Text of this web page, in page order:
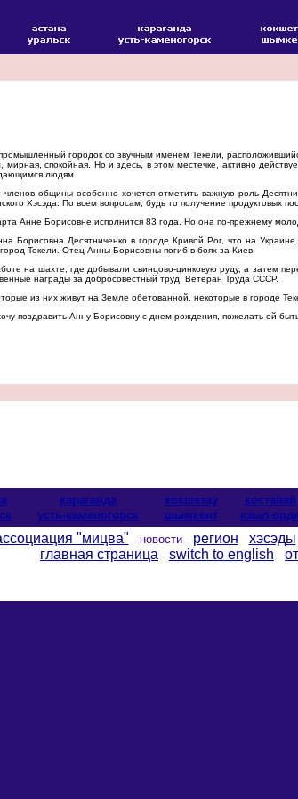
городок со звучным именем Текели,
мирная, спокойная. Но и здесь, в этом местечке, активно
людям.
членов общины особенно хочется отметить важную роль
Хэсэда. По всем вопросам, будь то получение продуктовых
Анне Борисовне исполнится 83 года. Но она по-прежнему
Борисовна Десятниченко в городе Кривой Рог, что на
город Текели. Отец Анны Борисовны погиб в боях за Киев.
на шахте, где добывали свинцово-цинковую руду, а затем
награды за добросовестный труд, Ветеран Труда СССР.
из них живут на Земле обетованной, некоторые в городе
поздравить Анну Борисовну с днем рождения, пожелать ей
караганда кокшетау костанай
усть-каменогорск шымкент кзыл-
"мицва" новости регион хэсэды
главная страница
switch to english